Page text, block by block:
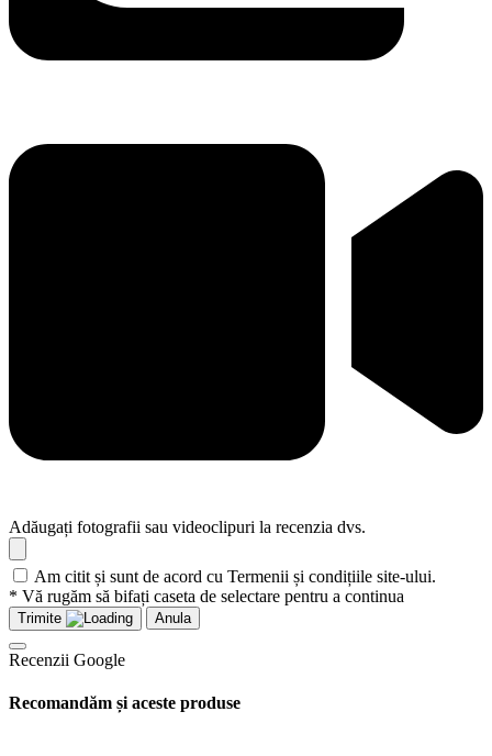
Adăugați fotografii sau videoclipuri la recenzia dvs.
Am citit și sunt de acord cu Termenii și condițiile site-ului.
* Vă rugăm să bifați caseta de selectare pentru a continua
Trimite Anula
Recenzii Google
Recomandăm și aceste produse